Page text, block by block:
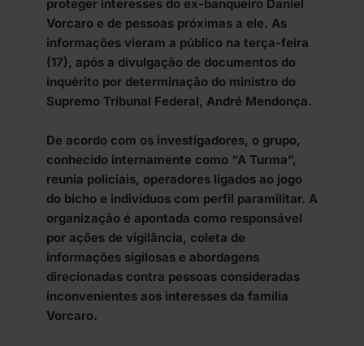
proteger interesses do ex-banqueiro Daniel
Vorcaro e de pessoas próximas a ele. As
informações vieram a público na terça-feira
(17), após a divulgação de documentos do
inquérito por determinação do ministro do
Supremo Tribunal Federal, André Mendonça.
De acordo com os investigadores, o grupo,
conhecido internamente como “A Turma”,
reunia policiais, operadores ligados ao jogo
do bicho e indivíduos com perfil paramilitar. A
organização é apontada como responsável
por ações de vigilância, coleta de
informações sigilosas e abordagens
direcionadas contra pessoas consideradas
inconvenientes aos interesses da família
Vorcaro.